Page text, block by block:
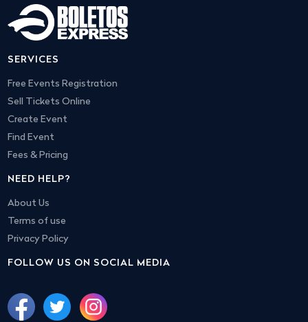
SERVICES
Free Events Registration
Sell Tickets Online
Create Event
Find Event
Fees & Pricing
NEED HELP?
About Us
Terms of use
Privacy Policy
FOLLOW US ON SOCIAL MEDIA